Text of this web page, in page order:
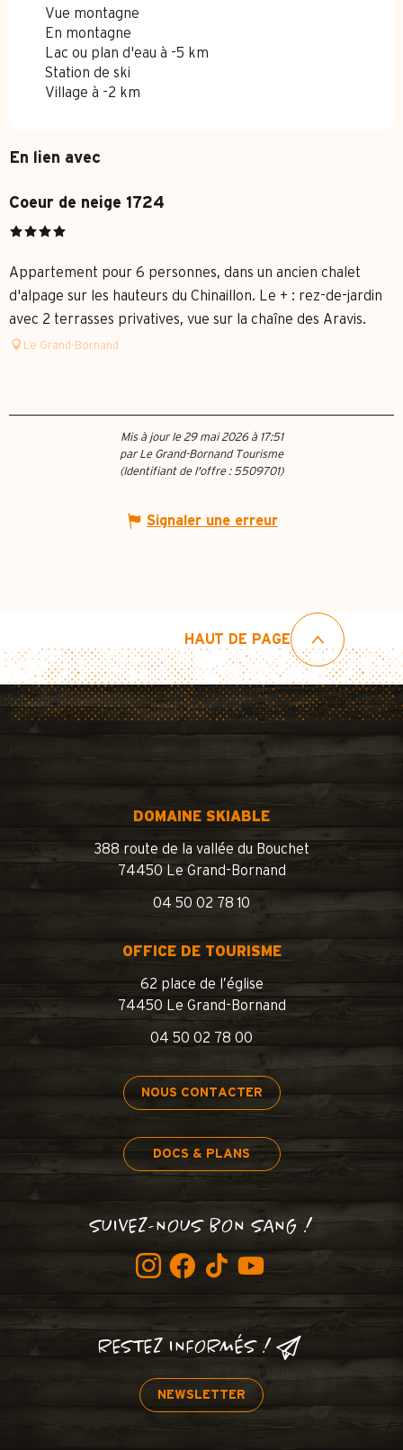
Vue montagne
En montagne
Lac ou plan d'eau à -5 km
Station de ski
Village à -2 km
En lien avec
Coeur de neige 1724
Appartement pour 6 personnes, dans un ancien chalet
d'alpage sur les hauteurs du Chinaillon. Le + : rez-de-jardin
avec 2 terrasses privatives, vue sur la chaîne des Aravis.
Le Grand-Bornand
Mis à jour le 29 mai 2026 à 17:51
par Le Grand-Bornand Tourisme
(Identifiant de l'offre : 5509701)
Signaler une erreur
HAUT DE PAGE
DOMAINE SKIABLE
388 route de la vallée du Bouchet
74450 Le Grand-Bornand
04 50 02 78 10
OFFICE DE TOURISME
62 place de l’église
74450 Le Grand-Bornand
04 50 02 78 00
NOUS CONTACTER
DOCS & PLANS
SUIVEZ-NOUS BON SANG !
RESTEZ INFORMÉS !
NEWSLETTER